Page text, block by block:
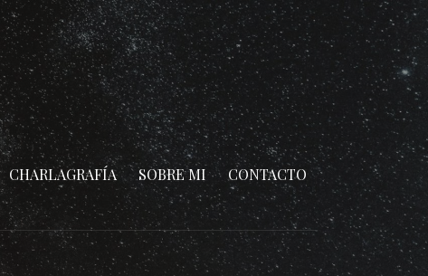
CHARLAGRAFÍA SOBRE MI CONTACTO